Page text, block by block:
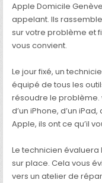
Apple Domicile
appelant. Ils
sur votre problème et
vous convient.
Le jour fixé, un
équipé de tous les
résoudre le problème.
d’un iPhone, d’un
Apple, ils ont ce qu’il
Le technicien
sur place. Cela vous
vers un atelier de